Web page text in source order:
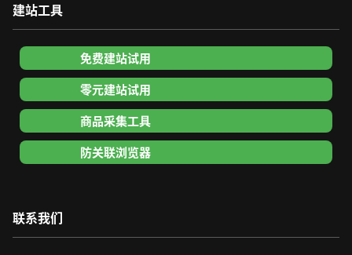
建站工具
免费建站试用
零元建站试用
商品采集工具
防关联浏览器
联系我们